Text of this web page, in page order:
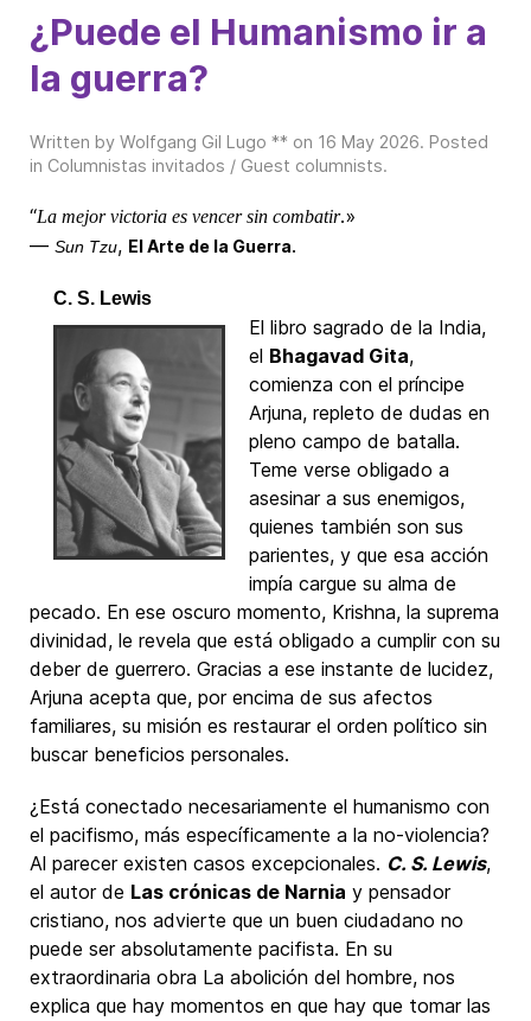
¿Puede el Humanismo ir a
la guerra?
Written by Wolfgang Gil Lugo ** on 16 May 2026. Posted
in Columnistas invitados / Guest columnists.
“La mejor victoria es vencer sin combatir.»
— Sun Tzu, El Arte de la Guerra.
C. S. Lewis
El libro sagrado de la India,
el Bhagavad Gita,
comienza con el príncipe
Arjuna, repleto de dudas en
pleno campo de batalla.
Teme verse obligado a
asesinar a sus enemigos,
quienes también son sus
parientes, y que esa acción
impía cargue su alma de
pecado. En ese oscuro momento, Krishna, la suprema
divinidad, le revela que está obligado a cumplir con su
deber de guerrero. Gracias a ese instante de lucidez,
Arjuna acepta que, por encima de sus afectos
familiares, su misión es restaurar el orden político sin
buscar beneficios personales.
¿Está conectado necesariamente el humanismo con
el pacifismo, más específicamente a la no-violencia?
Al parecer existen casos excepcionales. C. S. Lewis,
el autor de Las crónicas de Narnia y pensador
cristiano, nos advierte que un buen ciudadano no
puede ser absolutamente pacifista. En su
extraordinaria obra La abolición del hombre, nos
explica que hay momentos en que hay que tomar las